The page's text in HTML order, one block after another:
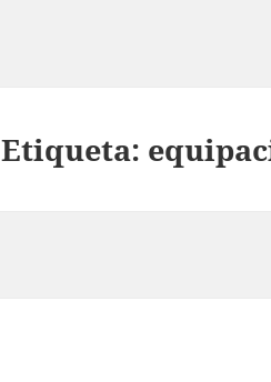
Etiqueta: